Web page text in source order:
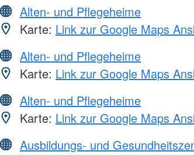
Alten- und Pflegeheime
Karte: Link zur Google Maps
Alten- und Pflegeheime
Karte: Link zur Google Maps
Alten- und Pflegeheime
Karte: Link zur Google Maps
Ausbildungs- und